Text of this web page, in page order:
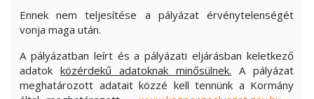
Ennek nem teljesítése a pályázat érvénytelenségét
vonja maga után.
A pályázatban leírt és a pályázati eljárásban keletkező
adatok közérdekű adatoknak minősülnek. A pályázat
meghatározott adatait közzé kell tennünk a Kormány